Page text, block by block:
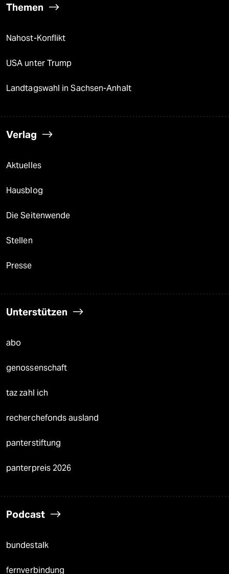
Themen
Nahost-Konflikt
USA unter Trump
Landtagswahl in Sachsen-Anhalt
Verlag
Aktuelles
Hausblog
Die Seitenwende
Stellen
Presse
Unterstützen
abo
genossenschaft
taz zahl ich
recherchefonds ausland
panterstiftung
panterpreis 2026
Podcast
bundestalk
fernverbindung